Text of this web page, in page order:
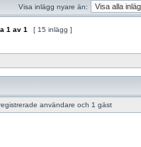
Visa inlägg nyare än:
1 av 1 [ 15 inlägg ]
användare och 1 gäst